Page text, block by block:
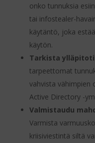
onko tunnuksia
tai infostealer-
käytäntö, joka
käytön.
Tarkista
tarpeettomat
vahvista vähimpien
Active Directory -
Valmistaudu
Varmista
kriisiviestintä siltä